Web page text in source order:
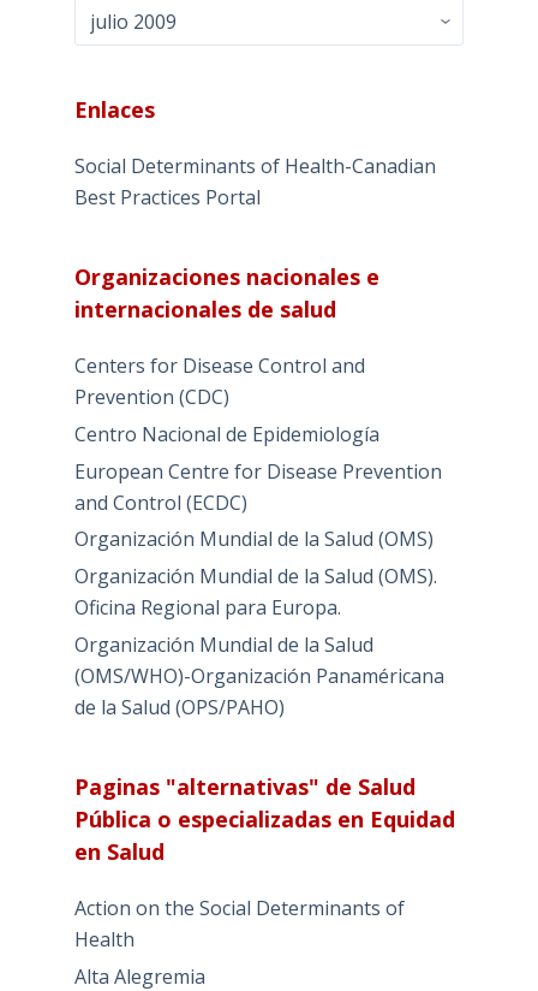
Archivo
Enlaces
Social Determinants of Health-Canadian
Best Practices Portal
Organizaciones nacionales e
internacionales de salud
Centers for Disease Control and
Prevention (CDC)
Centro Nacional de Epidemiología
European Centre for Disease Prevention
and Control (ECDC)
Organización Mundial de la Salud (OMS)
Organización Mundial de la Salud (OMS).
Oficina Regional para Europa.
Organización Mundial de la Salud
(OMS/WHO)-Organización Panaméricana
de la Salud (OPS/PAHO)
Paginas "alternativas" de Salud
Pública o especializadas en Equidad
en Salud
Action on the Social Determinants of
Health
Alta Alegremia